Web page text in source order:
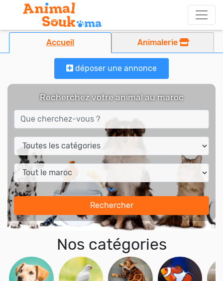
Accueil Animalerie
déposer une annonce
Recherchez votre animal au maroc
Rechercher
Nos catégories